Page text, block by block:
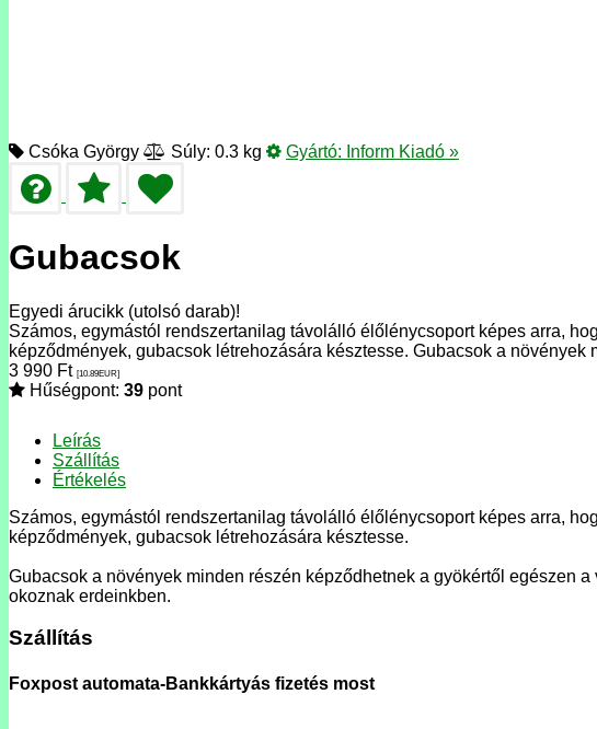
Csóka György Súly: 0.3 kg Gyártó: Inform Kiadó »
Gubacsok
Egyedi árucikk (utolsó darab)!
Számos, egymástól rendszertanilag távolálló élőlénycsoport képes arra,
képződmények, gubacsok létrehozására késztesse. Gubacsok a
3 990 Ft [10.89EUR]
Hűségpont: 39 pont
Leírás
Szállítás
Értékelés
Számos, egymástól rendszertanilag távolálló élőlénycsoport képes arra,
képződmények, gubacsok létrehozására késztesse.
Gubacsok a növények minden részén képződhetnek a gyökértől egészen
okoznak erdeinkben.
Szállítás
Foxpost automata-Bankkártyás fizetés most